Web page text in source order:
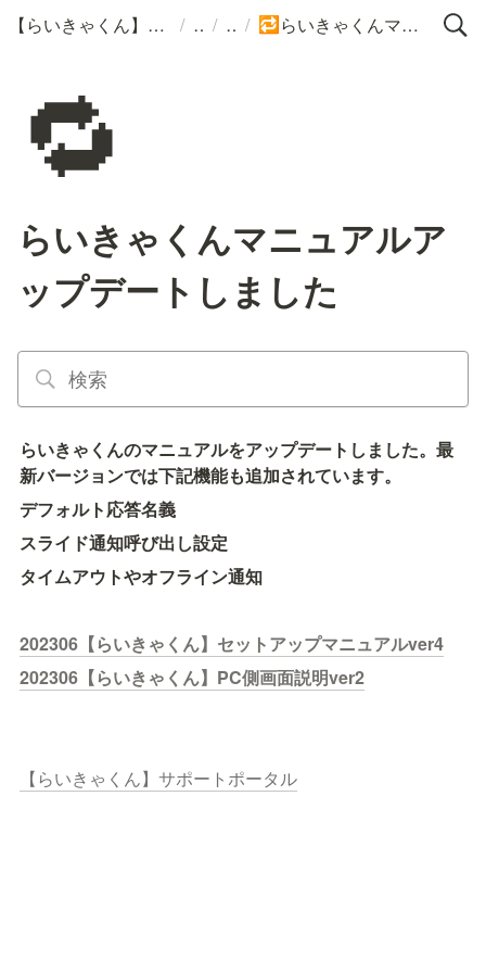
【らいきゃくん】サポートポータル / / / 🔁 らいきゃくんマニュアルアップデートしました
🔁
らいきゃくんマニュアルア
ップデートしました
らいきゃくんのマニュアルをアップデートしました。最
新バージョンでは下記機能も追加されています。
デフォルト応答名義
スライド通知呼び出し設定
タイムアウトやオフライン通知
202306【らいきゃくん】セットアップマニュアルver4
202306【らいきゃくん】PC側画面説明ver2
【らいきゃくん】サポートポータル